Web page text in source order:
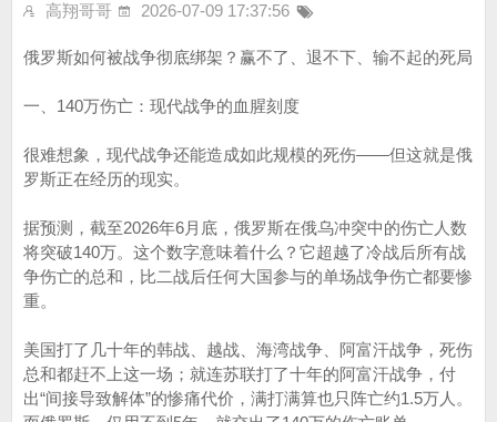
高翔哥哥
2026-07-09 17:37:56
俄罗斯如何被战争彻底绑架？赢不了、退不下、输不起的死局
一、140万伤亡：现代战争的血腥刻度
很难想象，现代战争还能造成如此规模的死伤——但这就是俄
罗斯正在经历的现实。
据预测，截至2026年6月底，俄罗斯在俄乌冲突中的伤亡人数
将突破140万。这个数字意味着什么？它超越了冷战后所有战
争伤亡的总和，比二战后任何大国参与的单场战争伤亡都要惨
重。
美国打了几十年的韩战、越战、海湾战争、阿富汗战争，死伤
总和都赶不上这一场；就连苏联打了十年的阿富汗战争，付
出“间接导致解体”的惨痛代价，满打满算也只阵亡约1.5万人。